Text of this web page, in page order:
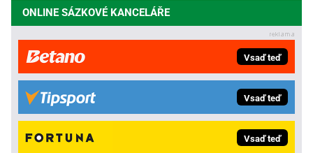
ONLINE SÁZKOVÉ KANCELÁŘE
Vsaď teď
Vsaď teď
Vsaď teď